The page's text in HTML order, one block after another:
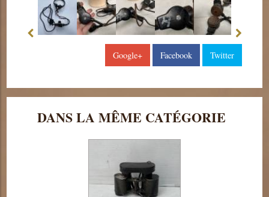
Google+ Facebook Twitter
DANS LA MÊME CATÉGORIE